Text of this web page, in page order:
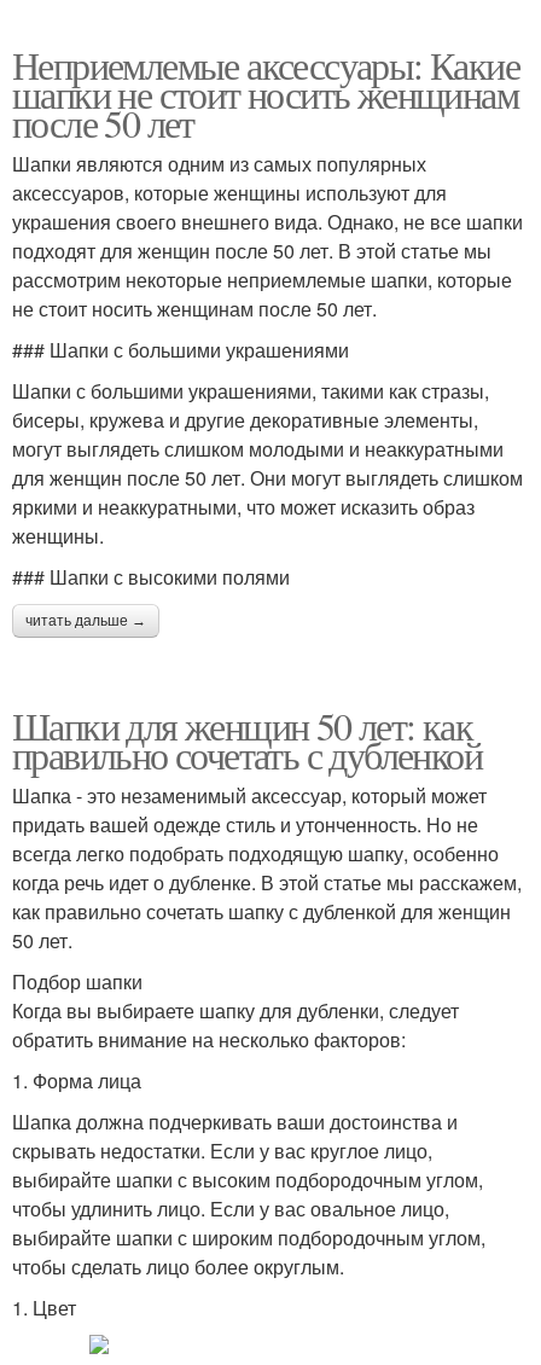
Неприемлемые аксессуары: Какие
шапки не стоит носить женщинам
после 50 лет
Шапки являются одним из самых популярных
аксессуаров, которые женщины используют для
украшения своего внешнего вида. Однако, не все шапки
подходят для женщин после 50 лет. В этой статье мы
рассмотрим некоторые неприемлемые шапки, которые
не стоит носить женщинам после 50 лет.
### Шапки с большими украшениями
Шапки с большими украшениями, такими как стразы,
бисеры, кружева и другие декоративные элементы,
могут выглядеть слишком молодыми и неаккуратными
для женщин после 50 лет. Они могут выглядеть слишком
яркими и неаккуратными, что может исказить образ
женщины.
### Шапки с высокими полями
читать дальше →
Шапки для женщин 50 лет: как
правильно сочетать с дубленкой
Шапка - это незаменимый аксессуар, который может
придать вашей одежде стиль и утонченность. Но не
всегда легко подобрать подходящую шапку, особенно
когда речь идет о дубленке. В этой статье мы расскажем,
как правильно сочетать шапку с дубленкой для женщин
50 лет.
Подбор шапки
Когда вы выбираете шапку для дубленки, следует
обратить внимание на несколько факторов:
1. Форма лица
Шапка должна подчеркивать ваши достоинства и
скрывать недостатки. Если у вас круглое лицо,
выбирайте шапки с высоким подбородочным углом,
чтобы удлинить лицо. Если у вас овальное лицо,
выбирайте шапки с широким подбородочным углом,
чтобы сделать лицо более округлым.
1. Цвет